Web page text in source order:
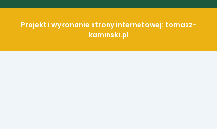
Projekt i wykonanie strony internetowej: tomasz-
kaminski.pl